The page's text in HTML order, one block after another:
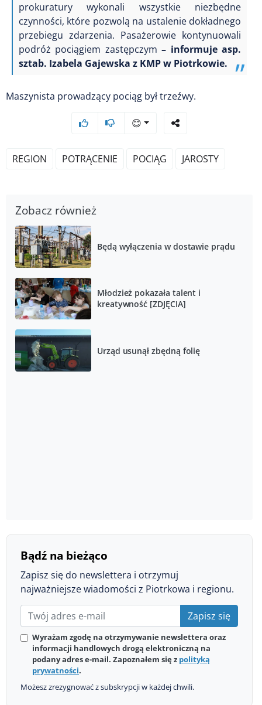
prokuratury wykonali wszystkie niezbędne
czynności, które pozwolą na ustalenie dokładnego
przebiegu zdarzenia. Pasażerowie kontynuowali
podróż pociągiem zastępczym – informuje asp.
sztab. Izabela Gajewska z KMP w Piotrkowie.
Maszynista prowadzący pociąg był trzeźwy.
😊
REGION POTRĄCENIE POCIĄG JAROSTY
Zobacz również
Będą wyłączenia w dostawie prądu
Młodzież pokazała talent i
kreatywność [ZDJĘCIA]
Urząd usunął zbędną folię
Bądź na bieżąco
Zapisz się do newslettera i otrzymuj
najważniejsze wiadomości z Piotrkowa i regionu.
Zapisz się
Wyrażam zgodę na otrzymywanie newslettera oraz
informacji handlowych drogą elektroniczną na
podany adres e-mail. Zapoznałem się z polityką
prywatności.
Możesz zrezygnować z subskrypcji w każdej chwili.